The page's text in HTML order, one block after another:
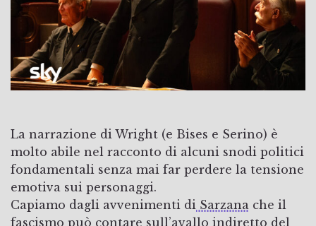
La narrazione di Wright (e Bises e Serino) è
molto abile nel racconto di alcuni snodi politici
fondamentali senza mai far perdere la tensione
emotiva sui personaggi.
Capiamo dagli avvenimenti di Sarzana che il
fascismo può contare sull’avallo indiretto del